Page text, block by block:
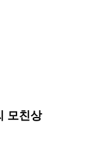
모친상